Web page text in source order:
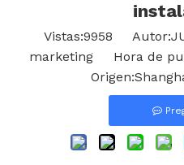
Vistas:9958
marketing Hora de
Origen: